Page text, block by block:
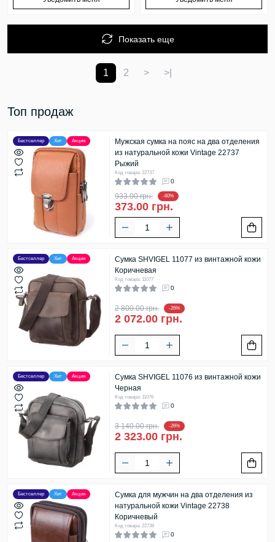
Показать еще
1 2 > >|
Топ продаж
Бестселлер Хит Акция
Мужская сумка на пояс на два отделения
из натуральной кожи Vintage 22737
Рыжий
Код товара: 22737
0
933.00 грн. -60%
373.00 грн.
Бестселлер Хит Акция
Сумка SHVIGEL 11077 из винтажной кожи
Коричневая
Код товара: 11077
0
2 800.00 грн. -26%
2 072.00 грн.
Бестселлер Хит Акция
Сумка SHVIGEL 11076 из винтажной кожи
Черная
Код товара: 11076
0
3 140.00 грн. -26%
2 323.00 грн.
Бестселлер Хит Акция
Сумка для мужчин на два отделения из
натуральной кожи Vintage 22738
Коричневый
Код товара: 22738
0